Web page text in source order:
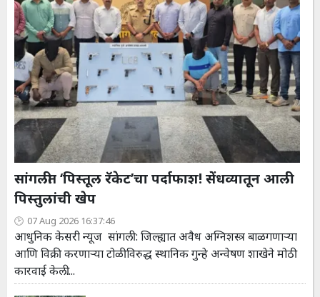
सांगलीत ‘पिस्तूल रॅकेट’चा पर्दाफाश! सेंधव्यातून आली
पिस्तुलांची खेप
07 Aug 2026 16:37:46
आधुनिक केसरी न्यूज सांगली : जिल्ह्यात अवैध अग्निशस्त्र बाळगणाऱ्या
आणि विक्री करणाऱ्या टोळीविरुद्ध स्थानिक गुन्हे अन्वेषण शाखेने मोठी
कारवाई केली....